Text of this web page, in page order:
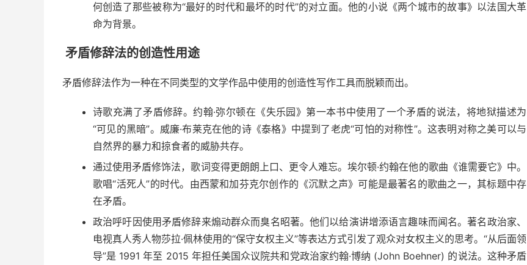
何创造了那些被称为“最好的时代和最坏的时代”的对立面。他的小说《两个城市的故事》以法国大革
命为背景。
矛盾修辞法的创造性用途
矛盾修辞法作为一种在不同类型的文学作品中使用的创造性写作工具而脱颖而出。
诗歌充满了矛盾修辞。约翰·弥尔顿在《失乐园》第一本书中使用了一个矛盾的说法，将地狱描述为
“可见的黑暗”。威廉·布莱克在他的诗《泰格》中提到了老虎“可怕的对称性”。这表明对称之美可以与
自然界的暴力和掠食者的威胁共存。
通过使用矛盾修饰法，歌词变得更朗朗上口、更令人难忘。埃尔顿·约翰在他的歌曲《谁需要它》中。
歌唱“活死人”的时代。由西蒙和加芬克尔创作的《沉默之声》可能是最著名的歌曲之一，其标题中存
在矛盾。
政治呼吁因使用矛盾修辞来煽动群众而臭名昭著。他们以给演讲增添语言趣味而闻名。著名政治家、
电视真人秀人物莎拉·佩林使用的“保守女权主义”等表达方式引发了观众对女权主义的思考。“从后面领
导”是 1991 年至 2015 年担任美国众议院共和党政治家约翰·博纳 (John Boehner) 的说法。这种矛盾